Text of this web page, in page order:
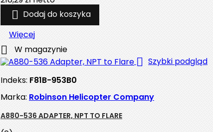
 Dodaj do koszyka
Więcej
 W magazynie
 Szybki podgląd
Indeks: F81B-953B0
Marka: Robinson Helicopter Company
A880-536 ADAPTER, NPT TO FLARE